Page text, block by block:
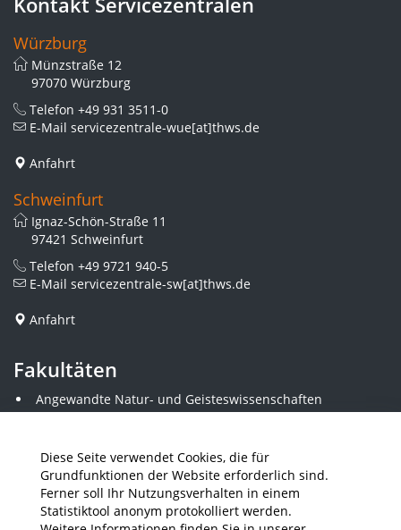
Diese Seite verwendet Cookies, die für
Grundfunktionen der Website erforderlich sind.
Ferner soll Ihr Nutzungsverhalten in einem
Statistiktool anonym protokolliert werden.
Würzburg
Münzstraße 12
97070 Würzburg
Telefon +49 931 3511-0
E-Mail servicezentrale-wue[at]thws.de
Anfahrt
Schweinfurt
Ignaz-Schön-Straße 11
97421 Schweinfurt
Telefon +49 9721 940-5
E-Mail servicezentrale-sw[at]thws.de
Anfahrt
Fakultäten
Angewandte Natur- und Geisteswissenschaften
Angewandte Sozialwissenschaften
Elektrotechnik
Gestaltung
Informatik und Wirtschaftsinformatik
Kunststofftechnik und Vermessung
Maschinenbau